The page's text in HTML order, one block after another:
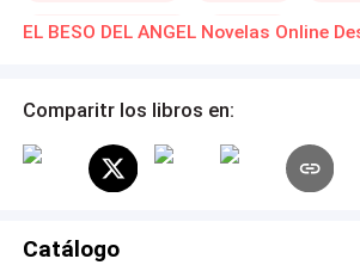
en su pareja sin importar lo que deba
lugar sin que ella perciba que él, es el
odia desde pequeña, en realidad es al
gracias a las tretas que utilizó para
para vengarse de su padre? En el
Diferencia de Edad Vampiro
Comparitr los libros en:
Catálogo